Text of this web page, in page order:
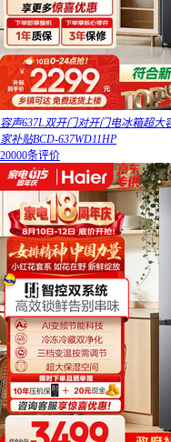
容声637L双开门对开门电冰箱超
家补贴BCD-637WD11HP
20000条评价